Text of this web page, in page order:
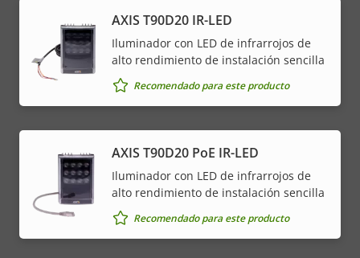
AXIS T90D20 IR-LED
Iluminador con LED de infrarrojos de
alto rendimiento de instalación sencilla
Recomendado para este producto
AXIS T90D20 PoE IR-LED
Iluminador con LED de infrarrojos de
alto rendimiento de instalación sencilla
Recomendado para este producto